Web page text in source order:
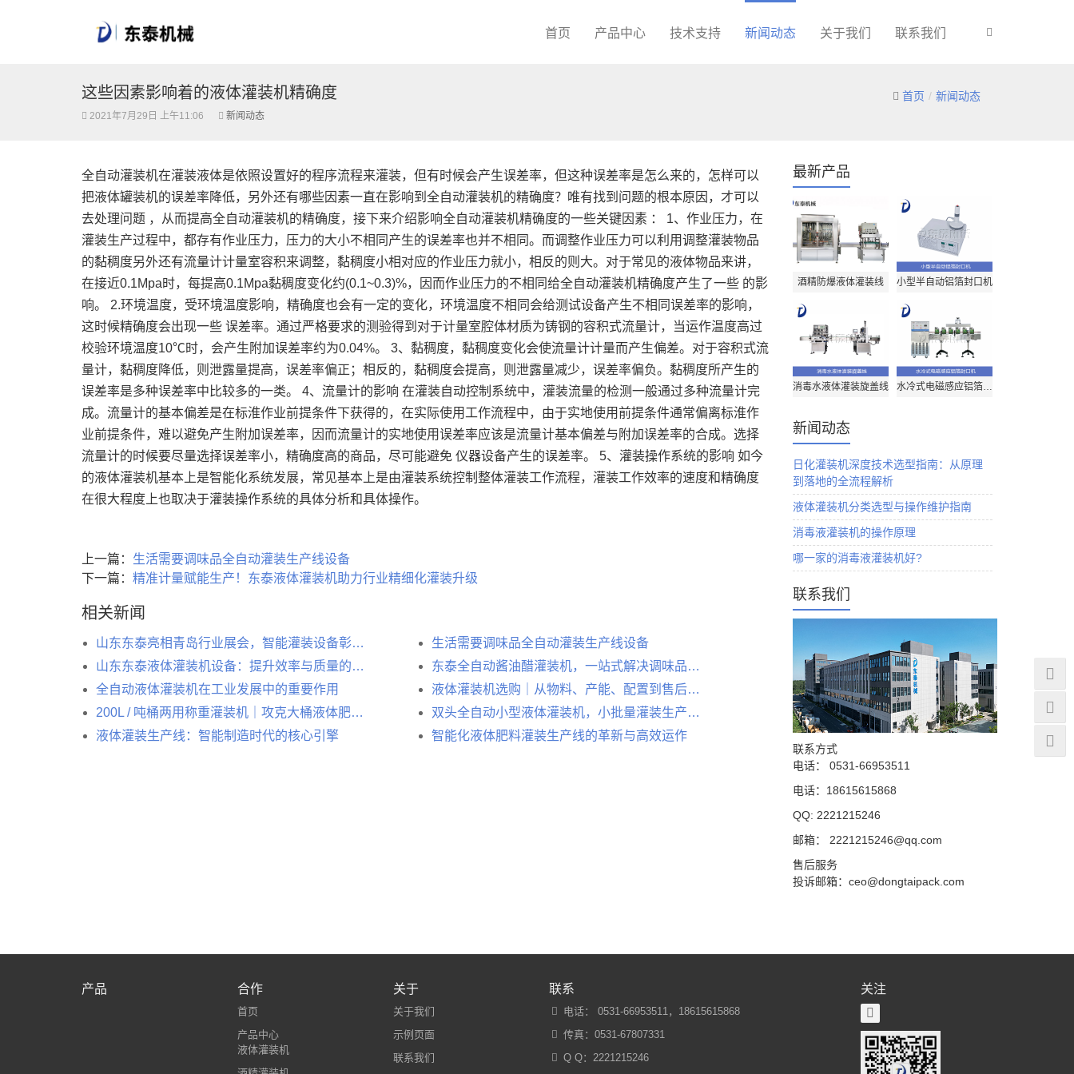
首页 产品中心 技术支持 新闻动态 关于我们 联系我们
首页 新闻动态
这些因素影响着的液体灌装机精确度
2021年7月29日 上午11:06 新闻动态
全自动灌装机在灌装液体是依照设置好的程序流程来灌装，但有时候会产生误差率，但这种误差率是怎么来的，怎样可以
把液体罐装机的误差率降低，另外还有哪些因素一直在影响到全自动灌装机的精确度？唯有找到问题的根本原因，才可以
去处理问题 ，从而提高全自动灌装机的精确度，接下来介绍影响全自动灌装机精确度的一些关键因素 ： 1、作业压力，在
灌装生产过程中，都存有作业压力，压力的大小不相同产生的误差率也并不相同。而调整作业压力可以利用调整灌装物品
的黏稠度另外还有流量计计量室容积来调整，黏稠度小相对应的作业压力就小，相反的则大。对于常见的液体物品来讲，
在接近0.1Mpa时，每提高0.1Mpa黏稠度变化约(0.1~0.3)%，因而作业压力的不相同给全自动灌装机精确度产生了一些 的影
响。 2.环境温度，受环境温度影响，精确度也会有一定的变化，环境温度不相同会给测试设备产生不相同误差率的影响，
这时候精确度会出现一些 误差率。通过严格要求的测验得到对于计量室腔体材质为铸钢的容积式流量计，当运作温度高过
校验环境温度10℃时，会产生附加误差率约为0.04%。 3、黏稠度，黏稠度变化会使流量计计量而产生偏差。对于容积式流
量计，黏稠度降低，则泄露量提高，误差率偏正；相反的，黏稠度会提高，则泄露量减少，误差率偏负。黏稠度所产生的
误差率是多种误差率中比较多的一类。 4、流量计的影响 在灌装自动控制系统中，灌装流量的检测一般通过多种流量计完
成。流量计的基本偏差是在标淮作业前提条件下获得的，在实际使用工作流程中，由于实地使用前提条件通常偏离标淮作
业前提条件，难以避免产生附加误差率，因而流量计的实地使用误差率应该是流量计基本偏差与附加误差率的合成。选择
流量计的时候要尽量选择误差率小，精确度高的商品，尽可能避免 仪器设备产生的误差率。 5、灌装操作系统的影响 如今
的液体灌装机基本上是智能化系统发展，常见基本上是由灌装系统控制整体灌装工作流程，灌装工作效率的速度和精确度
在很大程度上也取决于灌装操作系统的具体分析和具体操作。
上一篇： 生活需要调味品全自动灌装生产线设备
下一篇： 精准计量赋能生产！东泰液体灌装机助力行业精细化灌装升级
相关新闻
山东东泰亮相青岛行业展会，智能灌装设备彰显企业智造实力
生活需要调味品全自动灌装生产线设备
山东东泰液体灌装机设备：提升效率与质量的自动化解决方案
东泰全自动酱油醋灌装机，一站式解决调味品灌装生产难题
全自动液体灌装机在工业发展中的重要作用
液体灌装机选购｜从物料、产能、配置到售后，五步选对设备不踩坑
200L / 吨桶两用称重灌装机｜攻克大桶液体肥灌装生产难题
双头全自动小型液体灌装机，小批量灌装生产线优选设备
液体灌装生产线：智能制造时代的核心引擎
智能化液体肥料灌装生产线的革新与高效运作
最新产品
酒精防爆液体灌装线 小型半自动铝箔封口机
消毒水液体灌装旋盖线 水冷式电磁感应铝箔封口机
新闻动态
日化灌装机深度技术选型指南：从原理
到落地的全流程解析
液体灌装机分类选型与操作维护指南
消毒液灌装机的操作原理
哪一家的消毒液灌装机好?
联系我们
联系方式
电话： 0531-66953511
电话：18615615868
QQ: 2221215246
邮箱： 2221215246@qq.com
售后服务
投诉邮箱：ceo@dongtaipack.com
产品 合作
首页
产品中心
液体灌装机
关于
关于我们
示例页面
联系我们
联系
电话： 0531-66953511，18615615868
传真：0531-67807331
Q Q： 2221215246
关注